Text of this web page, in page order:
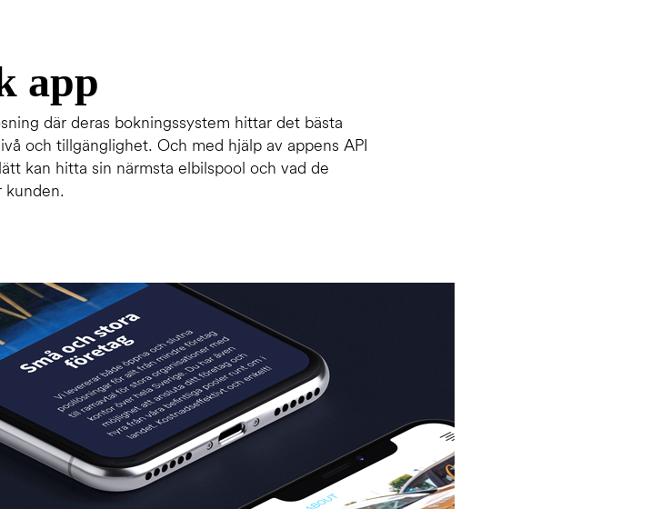
app
där deras bokningssystem hittar det bästa
och tillgänglighet. Och med hjälp av appens API
kan hitta sin närmsta elbilspool och vad de
kunden.